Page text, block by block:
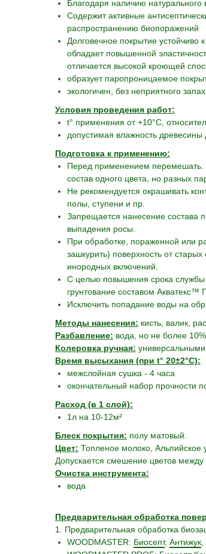
Благодаря наличию натурального
Содержит активные
распространению биопоражений
Долговечное покрытие
обладает повышенной
отличается высокой кроющей
образует паропроницаемое
экологичен, без неприятного
Условия проведения работ:
t° применения от +10°С,
допустимая влажность древесины
Подготовка к применению:
Перед применением перемешать.
состав одного цвета, но разных
Не рекомендуется окрашивать
полы, ступени и пр.
Запрещается нанесение состава
выпадения росы.
При обработке, пораженной или
зашкурить) поверхность от
инородных включений.
С целью повышения срока
грунтование составом Акватекс™
Исключить попадание воды на
Методы нанесения: кисть, валик,
Разбавление: вода, но не более
Колеровка ручная:
Время высыхания (при t° 20±2°С):
межслойная сушка - 4 часа
окончательный набор прочности
Расход (в 1 слой):
1л на 10-12м²
Блеск покрытия: полу матовый.
Цвет: Топленое молоко,
Допускается смешение цветов между
Очистка инструмента:
вода
Предварительная обработка
1. Предварительная обработка
WOODMASTER: Биосепт, Антижук,